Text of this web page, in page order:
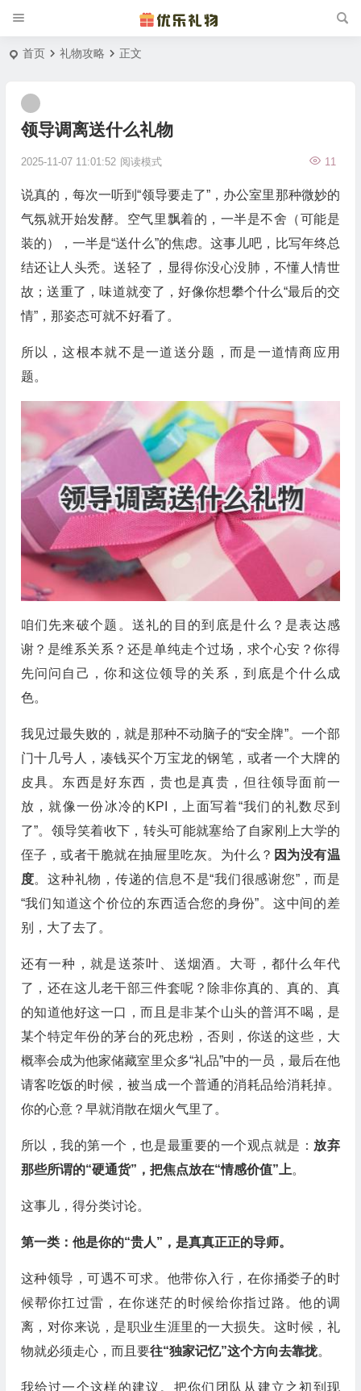
首页 礼物攻略 正文
领导调离送什么礼物
2025-11-07 11:01:52 11
阅读模式
说真的，每次一听到“领导要走了”，办公室里那种微妙的
气氛就开始发酵。空气里飘着的，一半是不舍（可能是
装的），一半是“送什么”的焦虑。这事儿吧，比写年终总
结还让人头秃。送轻了，显得你没心没肺，不懂人情世
故；送重了，味道就变了，好像你想攀个什么“最后的交
情”，那姿态可就不好看了。
所以，这根本就不是一道送分题，而是一道情商应用
题。
咱们先来破个题。送礼的目的到底是什么？是表达感
谢？是维系关系？还是单纯走个过场，求个心安？你得
先问问自己，你和这位领导的关系，到底是个什么成
色。
我见过最失败的，就是那种不动脑子的“安全牌”。一个部
门十几号人，凑钱买个万宝龙的钢笔，或者一个大牌的
皮具。东西是好东西，贵也是真贵，但往领导面前一
放，就像一份冰冷的KPI，上面写着“我们的礼数尽到
了”。领导笑着收下，转头可能就塞给了自家刚上大学的
侄子，或者干脆就在抽屉里吃灰。为什么？ 因为没有温
度。这种礼物，传递的信息不是“我们很感谢您”，而是
“我们知道这个价位的东西适合您的身份”。这中间的差
别，大了去了。
还有一种，就是送茶叶、送烟酒。大哥，都什么年代
了，还在这儿老干部三件套呢？除非你真的、真的、真
的知道他好这一口，而且是非某个山头的普洱不喝，是
某个特定年份的茅台的死忠粉，否则，你送的这些，大
概率会成为他家储藏室里众多“礼品”中的一员，最后在他
请客吃饭的时候，被当成一个普通的消耗品给消耗掉。
你的心意？早就消散在烟火气里了。
所以，我的第一个，也是最重要的一个观点就是： 放弃
那些所谓的“硬通货”，把焦点放在“情感价值”上。
这事儿，得分类讨论。
第一类：他是你的“贵人”，是真真正正的导师。
这种领导，可遇不可求。他带你入行，在你捅娄子的时
候帮你扛过雷，在你迷茫的时候给你指过路。他的调
离，对你来说，是职业生涯里的一大损失。这时候，礼
物就必须走心，而且要往“独家记忆”这个方向去靠拢。
我给过一个这样的建议。把你们团队从建立之初到现